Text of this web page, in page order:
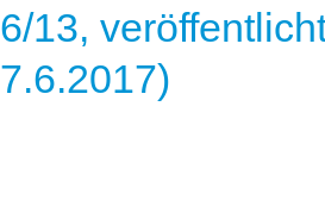
6/13,
7.6.2017)